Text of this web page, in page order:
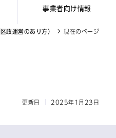
事業者向け情報
政運営のあり方） 現在のページ
更新日 2025年1月23日